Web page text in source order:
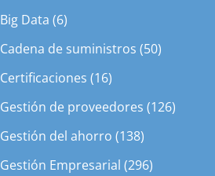
Big Data (6)
Cadena de suministros (50)
Certificaciones (16)
Gestión de proveedores (126)
Gestión del ahorro (138)
Gestión Empresarial (296)